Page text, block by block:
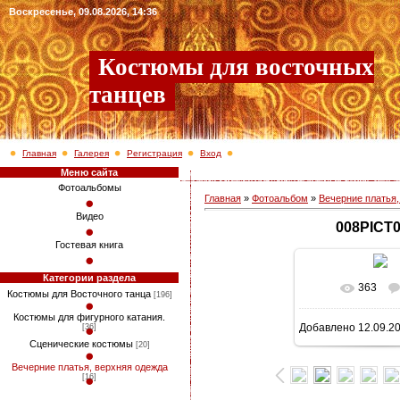
Воскресенье, 09.08.2026, 14:36
Костюмы для восточных
танцев
Главная Галерея Регистрация Вход
Меню сайта
Фотоальбомы
Видео
Гостевая книга
Категории раздела
Костюмы для Восточного танца [196]
Костюмы для фигурного катания.
[36]
Сценические костюмы [20]
Вечерние платья, верхняя одежда
[16]
Главная » Фотоальбом » Вечерние
В
768x1024/
363
Добавлено